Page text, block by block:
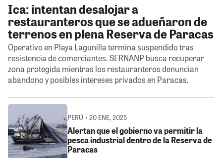
Ica: intentan desalojar a
restauranteros que se adueñaron de
terrenos en plena Reserva de Paracas
Operativo en Playa Lagunilla termina suspendido tras
resistencia de comerciantes. SERNANP busca recuperar
zona protegida mientras los restauranteros denuncian
abandono y posibles intereses privados en Paracas.
PERÚ • 20 ENE, 2025
Alertan que el gobierno va permitir la
pesca industrial dentro de la Reserva de
Paracas